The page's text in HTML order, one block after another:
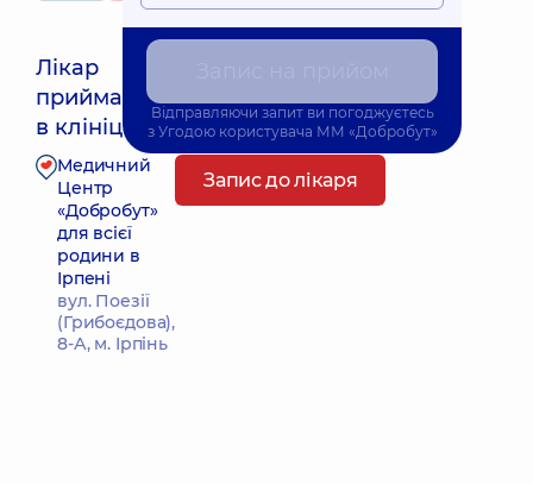
Лікар
приймає
в клініці
Найближчий час прийому: 10.08.2026 14:00
Медичний
Центр
«Добробут»
для всієї
родини в
Ірпені
вул. Поезії
(Грибоєдова),
8-А, м. Ірпінь
Запис до лікаря
Відправляючи запит ви погоджуєтесь
з Угодою користувача ММ «Добробут»